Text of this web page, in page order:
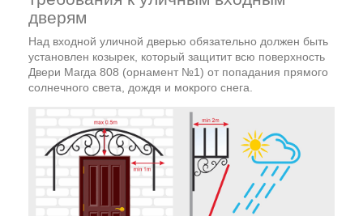
дверям
Над входной уличной дверью обязательно должен быть
установлен козырек, который защитит всю поверхность
Двери Магда 808 (орнамент №1) от попадания прямого
солнечного света, дождя и мокрого снега.